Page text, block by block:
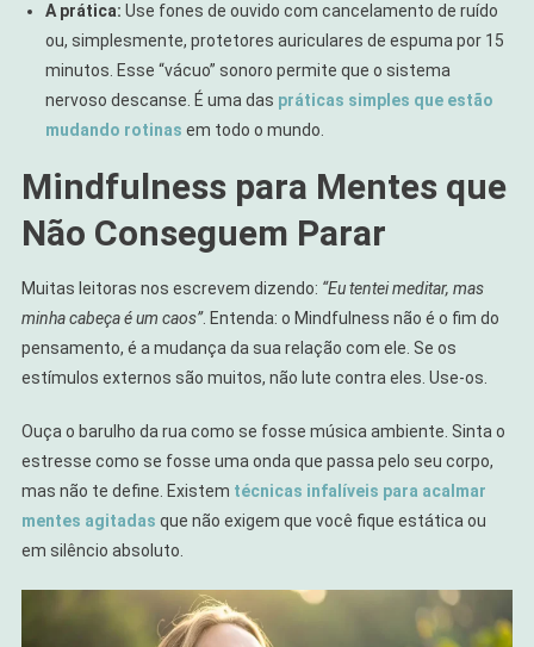
A prática: Use fones de ouvido com cancelamento de ruído
ou, simplesmente, protetores auriculares de espuma por 15
minutos. Esse “vácuo” sonoro permite que o sistema
nervoso descanse. É uma das práticas simples que estão
mudando rotinas em todo o mundo.
Mindfulness para Mentes que
Não Conseguem Parar
Muitas leitoras nos escrevem dizendo: “Eu tentei meditar, mas
minha cabeça é um caos”. Entenda: o Mindfulness não é o fim do
pensamento, é a mudança da sua relação com ele. Se os
estímulos externos são muitos, não lute contra eles. Use-os.
Ouça o barulho da rua como se fosse música ambiente. Sinta o
estresse como se fosse uma onda que passa pelo seu corpo,
mas não te define. Existem técnicas infalíveis para acalmar
mentes agitadas que não exigem que você fique estática ou
em silêncio absoluto.